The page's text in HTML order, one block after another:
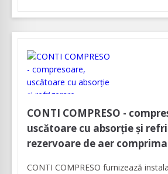
CONTI COMPRESO -
uscătoare cu absorţie şi
rezervoare de aer
CONTI COMPRESO furnizează